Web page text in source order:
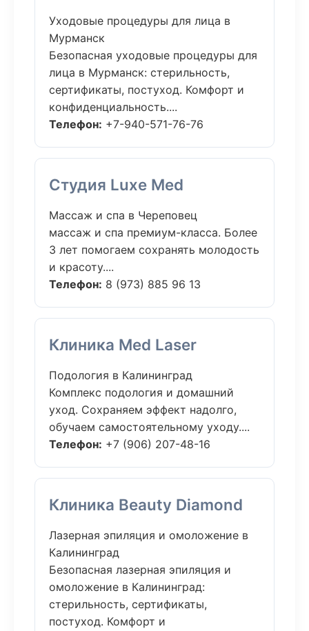
Уходовые процедуры для лица в
Мурманск
Безопасная уходовые процедуры для
лица в Мурманск: стерильность,
сертификаты, постуход. Комфорт и
конфиденциальность....
Телефон: +7-940-571-76-76
Студия Luxe Med
Массаж и спа в Череповец
массаж и спа премиум-класса. Более
3 лет помогаем сохранять молодость
и красоту....
Телефон: 8 (973) 885 96 13
Клиника Med Laser
Подология в Калининград
Комплекс подология и домашний
уход. Сохраняем эффект надолго,
обучаем самостоятельному уходу....
Телефон: +7 (906) 207-48-16
Клиника Beauty Diamond
Лазерная эпиляция и омоложение в
Калининград
Безопасная лазерная эпиляция и
омоложение в Калининград:
стерильность, сертификаты,
постуход. Комфорт и